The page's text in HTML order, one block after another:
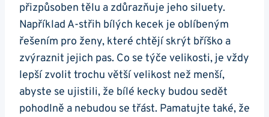
přizpůsoben tělu a zdůrazňuje jeho‌ siluety.
Například A-střih bílých kecek je oblíbeným
řešením pro ženy, které chtějí skrýt bříško a ​
zvýraznit⁣ jejich pas. Co se týče velikosti, je vždy
lepší ​zvolit trochu větší velikost než menší,
abyste se ujistili, že bílé kecky⁤ budou sedět ​
pohodlně a nebudou ​se třást. Pamatujte také, že